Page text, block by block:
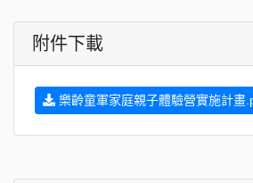
附件下載
樂齡童軍家庭親子體驗營實施計畫